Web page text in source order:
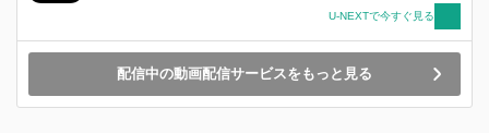
ンジャラスな戦地へ向かう︕︕ 逃げても即死︕
任務失敗でも即死︕命懸けのミッションを背負っ
たハーレイ達はこの ISEKAI を生き抜くことがで
きるのか︕︖決死の特殊部隊＝スーサイド・スク
ワッドのド派手な”暴”険譚が今、幕を開ける︕
U-NEXTで今すぐ見る
配信中の動画配信サービスをもっと見る